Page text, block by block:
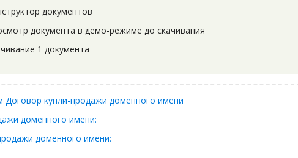
документов
документа в демо-режиме до скачивания
1 документа
Договор купли-продажи доменного имени
доменного имени:
доменного имени: